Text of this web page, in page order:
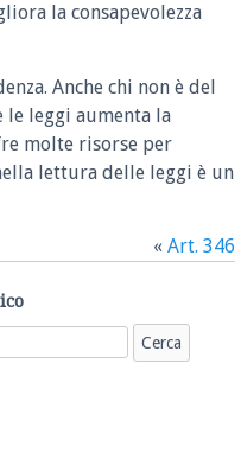
la consapevolezza
Anche chi non è del
le leggi aumenta la
molte risorse per
lettura delle leggi è un
« Art. 346